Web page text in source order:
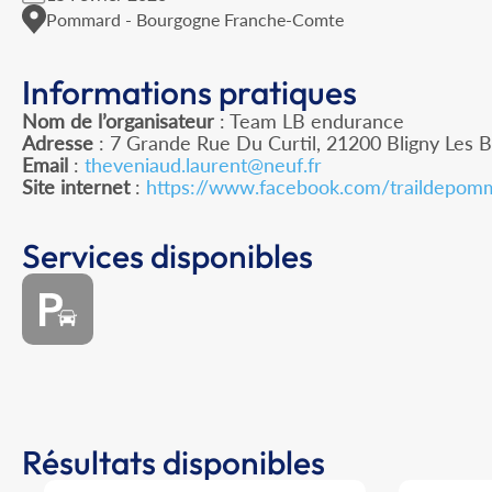
Pommard - Bourgogne Franche-Comte
Informations pratiques
Nom de l’organisateur : Team LB endurance
Adresse : 7 Grande Rue Du Curtil, 21200 Bligny Les
Email : theveniaud.laurent@neuf.fr
Site internet: https://www.facebook.com/
Services disponibles
Résultats disponibles